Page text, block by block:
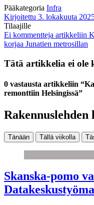
Pääkategoria Infra
Kirjoitettu 3. lokakuuta
Tilaajille
Ei kommentteja artikkeliin
korjaa Junatien metrosillan
Tätä artikkelia ei ole
0 vastausta artikkeliin
remonttiin Helsingissä”
Tänään Tällä viikolla
Skanska-pomo